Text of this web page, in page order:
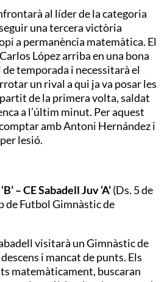
al líder de la categoria
una tercera victòria
a permanència matemàtica. El
López arriba en una bona
temporada i necessitarà el
un rival a qui ja va posar les
de la primera volta, saldat
a l’últim minut. Per aquest
amb Antoni Hernández i
lesió.
– CE Sabadell Juv ‘A’(Ds. 5 de
de Futbol Gimnàstic de
visitarà un Gimnàstic de
i mancat de punts. Els
matemàticament, buscaran